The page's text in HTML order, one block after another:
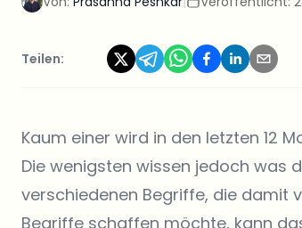
Teilen:
Kaum einer wird in den letzten 12
Die wenigsten wissen jedoch was
verschiedenen Begriffe, die damit
Begriffe schaffen möchte, kann